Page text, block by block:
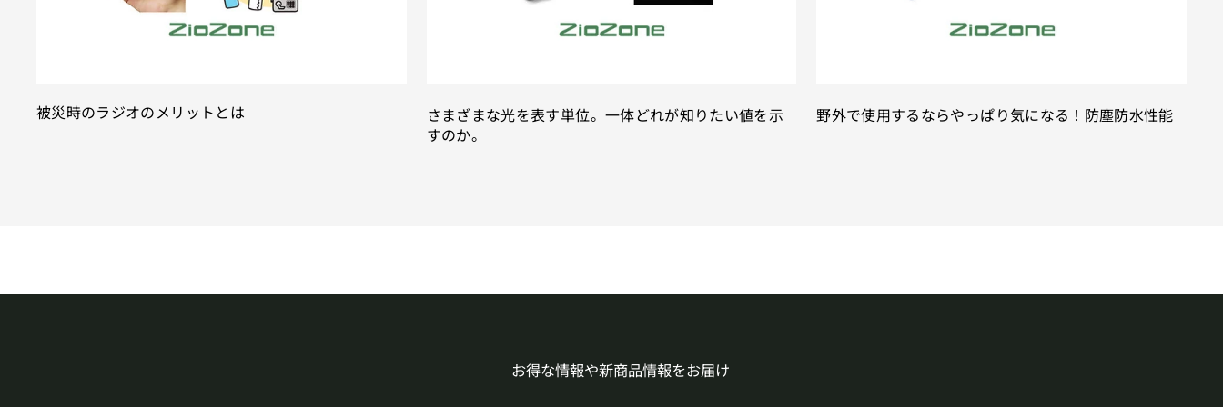
被災時のラジオのメリットとは
さまざまな光を表す単位。一体どれが知りたい値を示
すのか。
野外で使用するならやっぱり気になる！防塵防水性能
お得な情報や新商品情報をお届け